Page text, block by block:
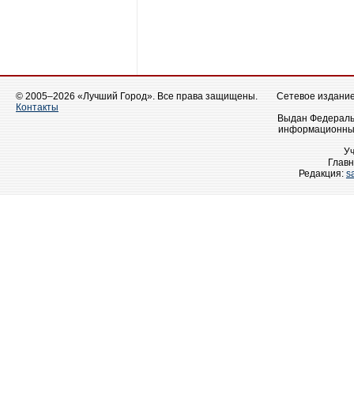
© 2005–2026 «Лучший Город». Все права защищены.
Контакты
Сетевое
Выдан
Редакция: